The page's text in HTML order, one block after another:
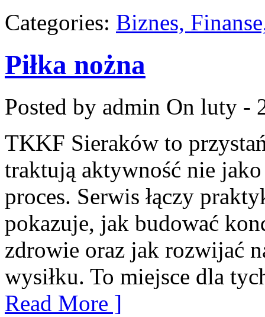
Categories: Biznes,
Piłka nożna
Posted by admin On luty -
TKKF Sieraków to
traktują aktywność nie
proces. Serwis łączy
pokazuje, jak budować
zdrowie oraz jak rozwijać
wysiłku. To miejsce dla
Read More ]